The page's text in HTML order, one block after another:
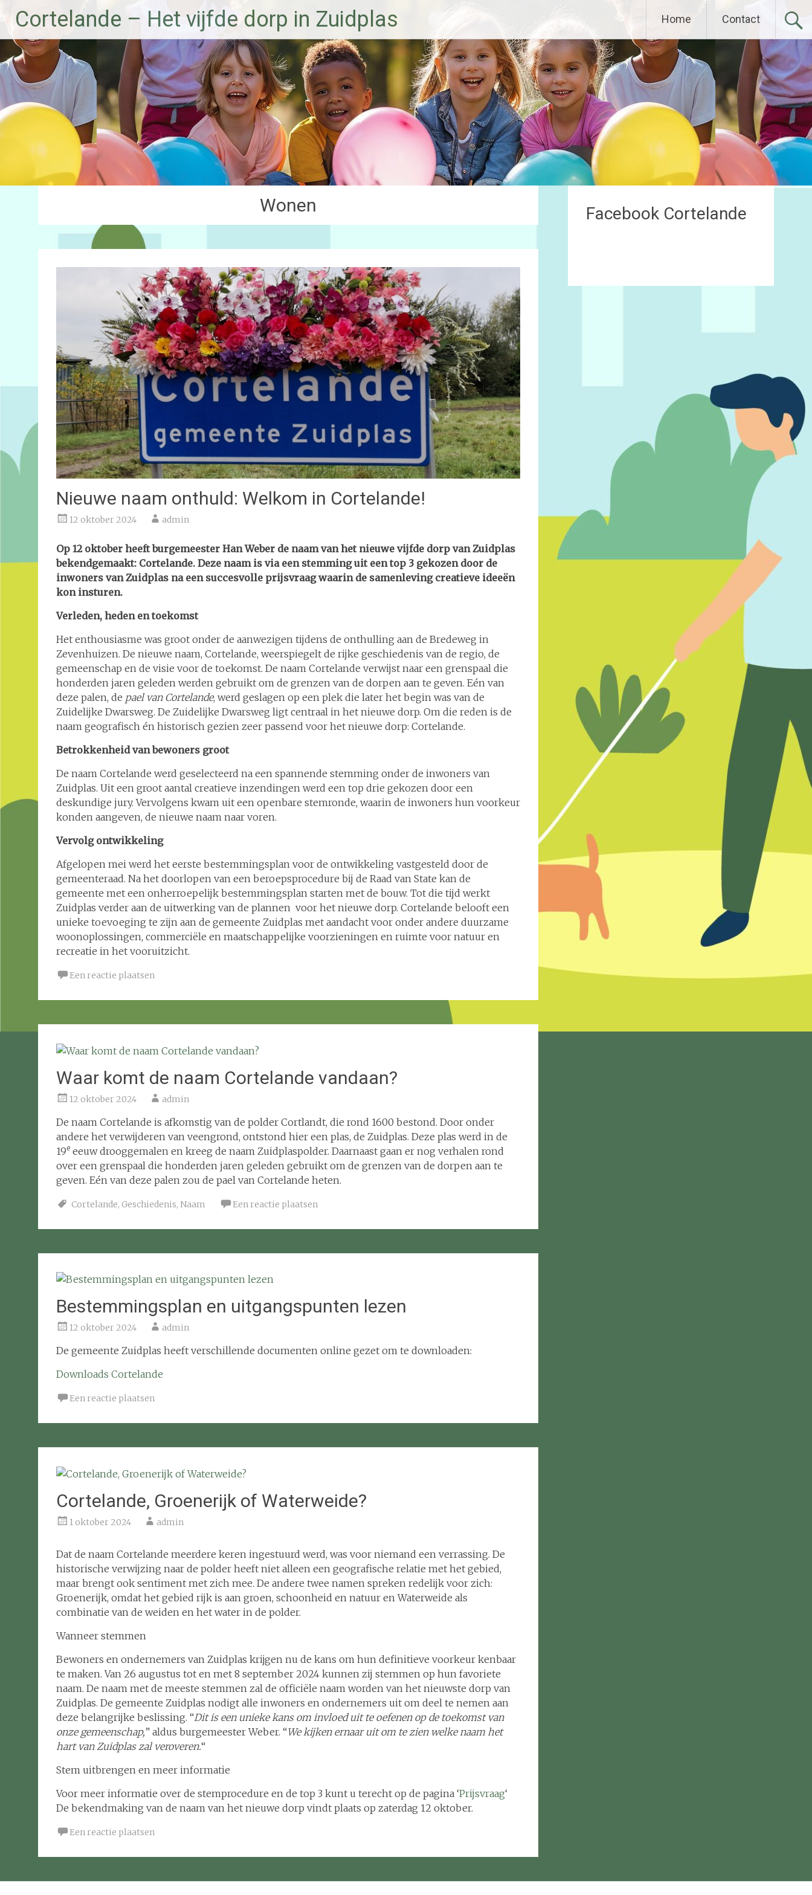
naar
de
inhoud
Cortelande – Het vijfde dorp in Zuidplas Home Contact
Wonen
Nieuwe naam onthuld: Welkom in Cortelande!
12 oktober 2024 admin
Op 12 oktober heeft burgemeester Han Weber de naam van het nieuwe vijfde dorp van Zuidplas
bekendgemaakt: Cortelande. Deze naam is via een stemming uit een top 3 gekozen door de
inwoners van Zuidplas na een succesvolle prijsvraag waarin de samenleving creatieve ideeën
kon insturen.
Verleden, heden en toekomst
Het enthousiasme was groot onder de aanwezigen tijdens de onthulling aan de Bredeweg in
Zevenhuizen. De nieuwe naam, Cortelande, weerspiegelt de rijke geschiedenis van de regio, de
gemeenschap en de visie voor de toekomst. De naam Cortelande verwijst naar een grenspaal die
honderden jaren geleden werden gebruikt om de grenzen van de dorpen aan te geven. Eén van
deze palen, de pael van Cortelande, werd geslagen op een plek die later het begin was van de
Zuidelijke Dwarsweg. De Zuidelijke Dwarsweg ligt centraal in het nieuwe dorp. Om die reden is de
naam geografisch én historisch gezien zeer passend voor het nieuwe dorp: Cortelande.
Betrokkenheid van bewoners groot
De naam Cortelande werd geselecteerd na een spannende stemming onder de inwoners van
Zuidplas. Uit een groot aantal creatieve inzendingen werd een top drie gekozen door een
deskundige jury. Vervolgens kwam uit een openbare stemronde, waarin de inwoners hun voorkeur
konden aangeven, de nieuwe naam naar voren.
Vervolg ontwikkeling
Afgelopen mei werd het eerste bestemmingsplan voor de ontwikkeling vastgesteld door de
gemeenteraad. Na het doorlopen van een beroepsprocedure bij de Raad van State kan de
gemeente met een onherroepelijk bestemmingsplan starten met de bouw. Tot die tijd werkt
Zuidplas verder aan de uitwerking van de plannen voor het nieuwe dorp. Cortelande belooft een
unieke toevoeging te zijn aan de gemeente Zuidplas met aandacht voor onder andere duurzame
woonoplossingen, commerciële en maatschappelijke voorzieningen en ruimte voor natuur en
recreatie in het vooruitzicht.
Een reactie plaatsen
Waar komt de naam Cortelande vandaan?
12 oktober 2024 admin
De naam Cortelande is afkomstig van de polder Cortlandt, die rond 1600 bestond. Door onder
andere het verwijderen van veengrond, ontstond hier een plas, de Zuidplas. Deze plas werd in de
19e eeuw drooggemalen en kreeg de naam Zuidplaspolder. Daarnaast gaan er nog verhalen rond
over een grenspaal die honderden jaren geleden gebruikt om de grenzen van de dorpen aan te
geven. Eén van deze palen zou de pael van Cortelande heten.
Cortelande, Geschiedenis, Naam Een reactie plaatsen
Bestemmingsplan en uitgangspunten lezen
12 oktober 2024 admin
De gemeente Zuidplas heeft verschillende documenten online gezet om te downloaden:
Downloads Cortelande
Een reactie plaatsen
Cortelande, Groenerijk of Waterweide?
1 oktober 2024 admin
Dat de naam Cortelande meerdere keren ingestuurd werd, was voor niemand een verrassing. De
historische verwijzing naar de polder heeft niet alleen een geografische relatie met het gebied,
maar brengt ook sentiment met zich mee. De andere twee namen spreken redelijk voor zich:
Groenerijk, omdat het gebied rijk is aan groen, schoonheid en natuur en Waterweide als
combinatie van de weiden en het water in de polder.
Wanneer stemmen
Bewoners en ondernemers van Zuidplas krijgen nu de kans om hun definitieve voorkeur kenbaar
te maken. Van 26 augustus tot en met 8 september 2024 kunnen zij stemmen op hun favoriete
naam. De naam met de meeste stemmen zal de officiële naam worden van het nieuwste dorp van
Zuidplas. De gemeente Zuidplas nodigt alle inwoners en ondernemers uit om deel te nemen aan
deze belangrijke beslissing. “Dit is een unieke kans om invloed uit te oefenen op de toekomst van
onze gemeenschap,” aldus burgemeester Weber. “We kijken ernaar uit om te zien welke naam het
hart van Zuidplas zal veroveren.“
Stem uitbrengen en meer informatie
Voor meer informatie over de stemprocedure en de top 3 kunt u terecht op de pagina ‘Prijsvraag‘
De bekendmaking van de naam van het nieuwe dorp vindt plaats op zaterdag 12 oktober.
Een reactie plaatsen
Facebook Cortelande